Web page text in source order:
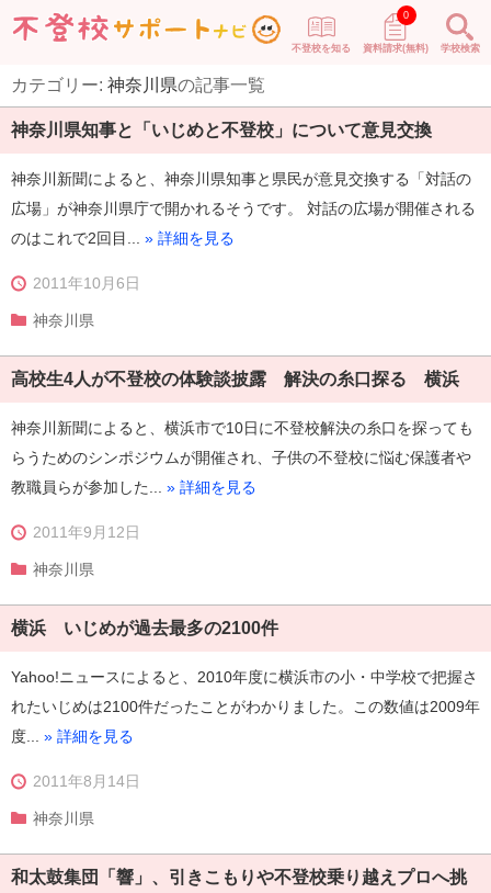
不登校を知る 資料請求(無料)
0
学校検索
カテゴリー: 神奈川県の記事一覧
神奈川県知事と「いじめと不登校」について意見交換
神奈川新聞によると、神奈川県知事と県民が意見交換する「対話の
広場」が神奈川県庁で開かれるそうです。 対話の広場が開催される
のはこれで2回目... » 詳細を見る
2011年10月6日
神奈川県
高校生4人が不登校の体験談披露 解決の糸口探る 横浜
神奈川新聞によると、横浜市で10日に不登校解決の糸口を探っても
らうためのシンポジウムが開催され、子供の不登校に悩む保護者や
教職員らが参加した... » 詳細を見る
2011年9月12日
神奈川県
横浜 いじめが過去最多の2100件
Yahoo!ニュースによると、2010年度に横浜市の小・中学校で把握さ
れたいじめは2100件だったことがわかりました。この数値は2009年
度... » 詳細を見る
2011年8月14日
神奈川県
和太鼓集団「響」、引きこもりや不登校乗り越えプロへ挑